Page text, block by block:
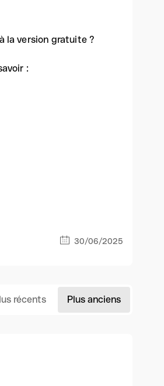
la version gratuite ?
:
30/06/2025
récents Plus anciens